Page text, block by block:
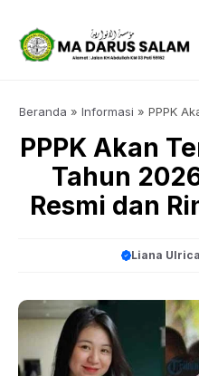
Beranda » Informasi » PPPK
PPPK Akan
Tahun
Resmi dan
Liana Ulrica